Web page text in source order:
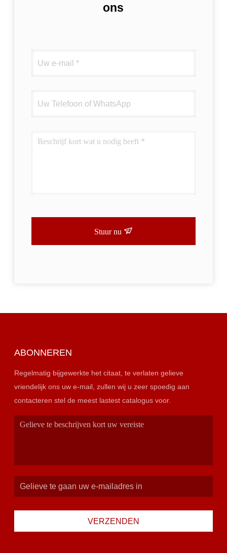
ons
Stuur nu
ABONNEREN
Regelmatig bijgewerkte het citaat, te verlaten gelieve
vriendelijk ons uw e-mail, zullen wij u zeer spoedig aan
contacteren stel de meest lastest catalogus voor.
VERZENDEN